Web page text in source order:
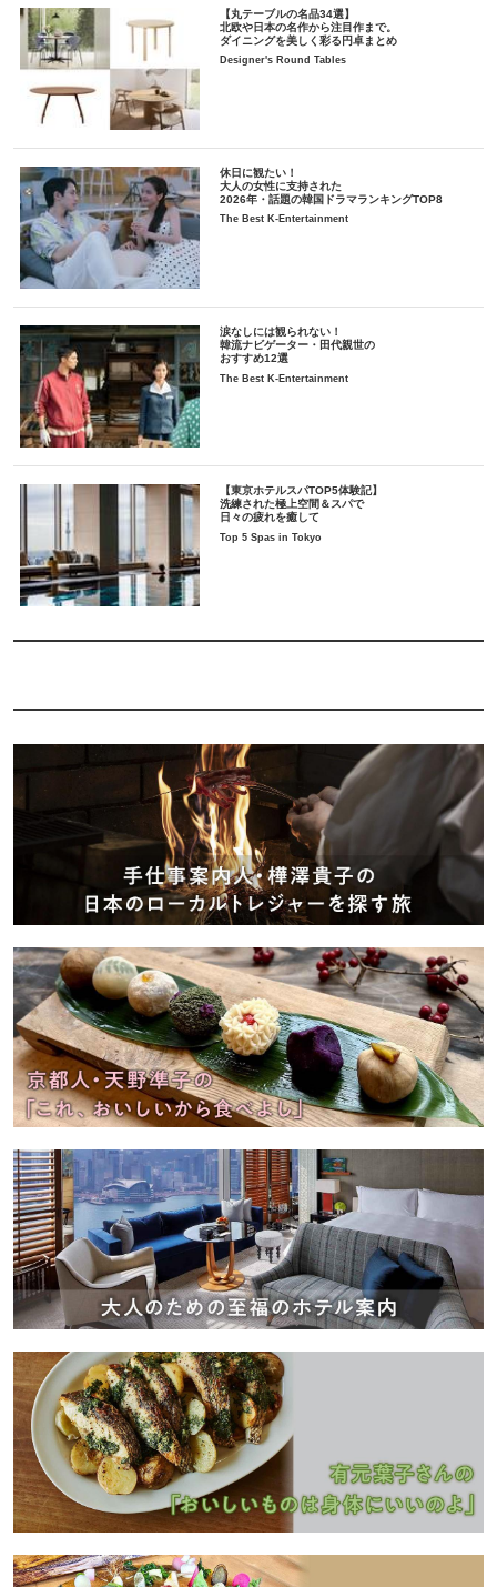
【丸テーブルの名品34選】
北欧や日本の名作から注目作まで。
ダイニングを美しく彩る円卓まとめ
Designer's Round Tables
休日に観たい！
大人の女性に支持された
2026年・話題の韓国ドラマランキングTOP8
The Best K-Entertainment
涙なしには観られない！
韓流ナビゲーター・田代親世の
おすすめ12選
The Best K-Entertainment
【東京ホテルスパTOP5体験記】
洗練された極上空間＆スパで
日々の疲れを癒して
Top 5 Spas in Tokyo